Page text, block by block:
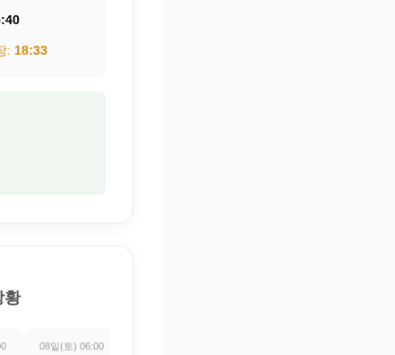
: 18:33
황
08일(토) 06:00